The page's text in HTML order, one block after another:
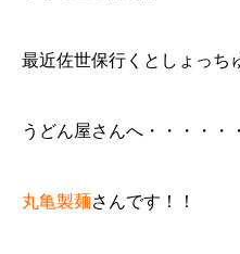
最近佐世保行くとしょっち
うどん屋さんへ・・・・・
丸亀製麺さんです！！